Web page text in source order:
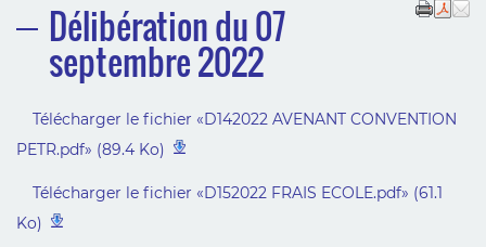
Délibération du 07
septembre 2022
Télécharger le fichier «D142022 AVENANT CONVENTION
PETR.pdf» (89.4 Ko)
Télécharger le fichier «D152022 FRAIS ECOLE.pdf» (61.1
Ko)